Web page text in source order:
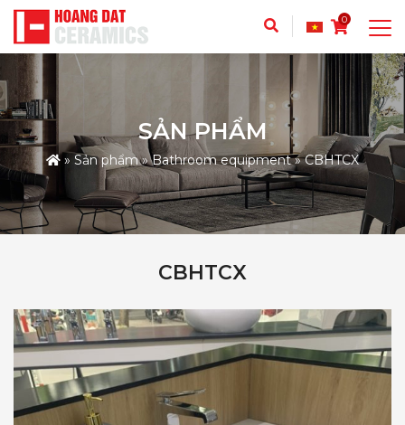
0
SẢN PHẨM
» Sản phẩm » Bathroom equipment » CBHTCX
CBHTCX